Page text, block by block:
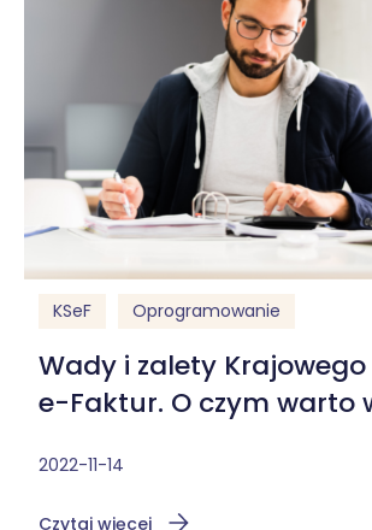
KSeF Oprogramowanie
Wady i zalety
e-Faktur. O czym warto
2022-11-14
Czytaj więcej